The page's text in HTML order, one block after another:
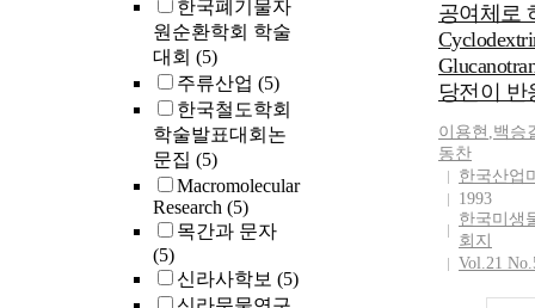
한국폐기물자
원순환학회 학술
대회 (5)
주류산업 (5)
한국철도학회
학술발표대회논
문집 (5)
Macromolecular
Research (5)
목간과 문자
(5)
신라사학보 (5)
content were
the addition
starch by fed-
the maltose
could be
465 g/ℓ(w/v),
and 0.63,
investigated
production
have many
conventional
ha에서
증가하였다.
ALS 저해 제
논잡초의 발
안군(7.9%),
하동군
(7.2%), 창녕
시(6.4%), 밀
산시(4.9%),
남해군
(4.2%), 창원
시(2.9%), 양
공여체로
당전이 반
이용현 ,백승
동찬
한국산업
1993
한국미생
회지
Vol.21